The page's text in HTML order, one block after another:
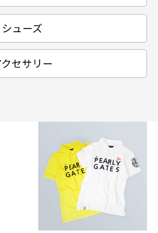
シューズ
セサリー